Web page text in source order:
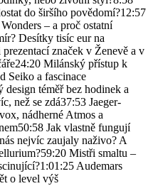
do širšího povědomí?12:57
– a proč ostatní
Desítky tisíc eur na
značek v Ženevě a v
Milánský přístup k
Seiko a fascinace
design téměř bez hodinek a
než se zdá37:53 Jaeger-
nádherné Atmos a
Jak vlastně fungují
nejvíc zaujaly naživo? A
Mistři smaltu –
Audemars
o level výš